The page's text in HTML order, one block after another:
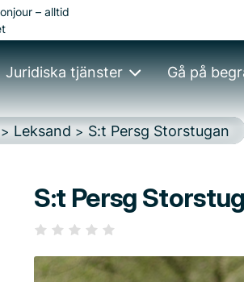
– alltid
Juridiska tjänster Gå på
> Leksand > S:t Persg Storstugan
S:t Persg